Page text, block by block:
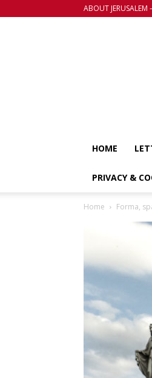
ABOUT JERUSALEM
HOME
PRIVACY &
Home Forma,